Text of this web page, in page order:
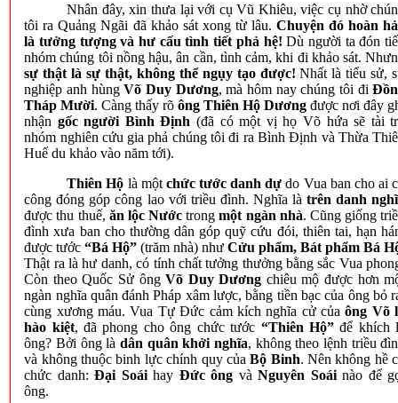
Nhân đây, xin thưa lại với cụ Vũ Khiêu, việc cụ nhờ
tôi ra Quảng Ngãi đã khảo sát xong từ lâu. Chuyện đó hoàn
là tưởng tượng và hư cấu tình tiết phả hệ! Dù người ta đón
nhóm chúng tôi nồng hậu, ân cần, tình cảm, khi đi khảo sát.
sự thật là sự thật, không thể ngụy tạo được! Nhất là tiểu sử,
nghiệp anh hùngVõ Duy Dương, mà hôm nay chúng tôi đi
Tháp Mười. Càng thấy rõ ông Thiên Hộ Dương được nơi đây
nhận gốc người Bình Định(đã có một vị họ Võ hứa sẽ tài
nhóm nghiên cứu gia phả chúng tôi đi ra Bình Định và Thừa
Huế du khảo vào năm tới).
Thiên Hộ là mộtchức tước danh dự do Vua ban cho ai
công đóng góp công lao với triều đình. Nghĩa làtrên danh
được thu thuế, ăn lộc Nước trong một ngàn nhà. Cũng giống
đình xưa ban cho thường dân góp quỹ cứu đói, thiên tai, hạn
được tước “Bá Hộ” (trăm nhà) như Cửu phẩm, Bát phẩm Bá
Thật ra là hư danh, có tính chất tưởng thưởng bằng sắc Vua
Còn theo Quốc Sử ôngVõ Duy Dương chiêu mộ được hơn
ngàn nghĩa quân đánh Pháp xâm lược, bằng tiền bạc của ông bỏ
cùng xương máu. Vua Tự Đức cảm kích nghĩa cử củaông Võ
hào kiệt, đã phong cho ông chức tước “Thiên Hộ”để khích
ông? Bởi ông là dân quân khởi nghĩa, không theo lệnh triều
và không thuộc binh lực chính quy của Bộ Binh. Nên không hề
chức danh:Đại Soáihay Đức ông và Nguyên Soáinào để
ông.